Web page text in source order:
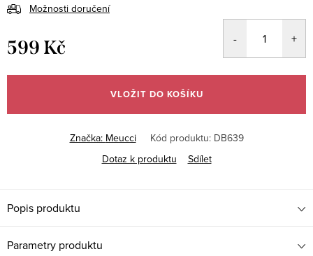
Možnosti doručení
599 Kč
cena:
VLOŽIT DO KOŠÍKU
Značka: Meucci Kód produktu: DB639
Dotaz k produktu
Sdílet
Popis produktu
Parametry produktu